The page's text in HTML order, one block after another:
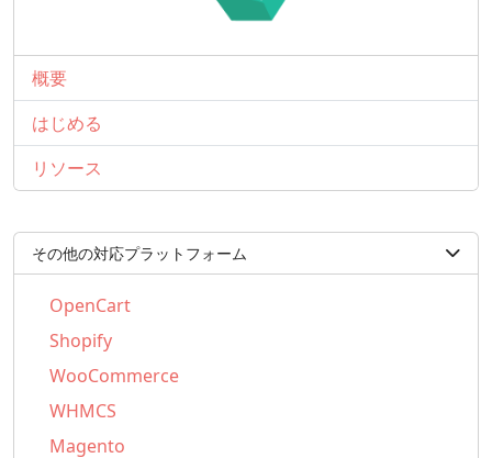
概要
はじめる
リソース
その他の対応プラットフォーム
OpenCart
Shopify
WooCommerce
WHMCS
Magento